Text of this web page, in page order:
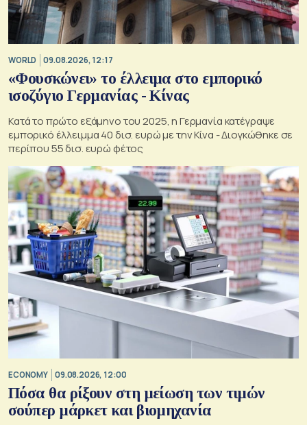
WORLD 09.08.2026, 12:17
«Φουσκώνει» το έλλειμα στο εμπορικό
ισοζύγιο Γερμανίας - Κίνας
Κατά το πρώτο εξάμηνο του 2025, η Γερμανία κατέγραψε
εμπορικό έλλειμμα 40 δισ. ευρώ με την Κίνα - Διογκώθηκε σε
περίπου 55 δισ. ευρώ φέτος
ECONOMY 09.08.2026, 12:00
Πόσα θα ρίξουν στη μείωση των τιμών
σούπερ μάρκετ και βιομηχανία